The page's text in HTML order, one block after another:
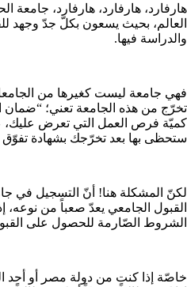
هارفارد، هارفارد، هارفارد، جامعة
العالم، بحيث يسعون بكلّ جدّ وجهد
والدراسة فيها.
فهي جامعة ليست كغيرها من
تخرّج من هذه الجامعة تعني؛
كميّة فرص العمل التي تعرض عليك،
ستحظى بها بعد تخرّجك بشهادة تفوّق
لكنّ المشكلة هنا! أنّ التسجيل في
القبول الجامعي يعدّ صعباً من نوعه،
الشروط الصّارمة للحصول على
خاصّة إذا كنت من دولة مصر أو أحد